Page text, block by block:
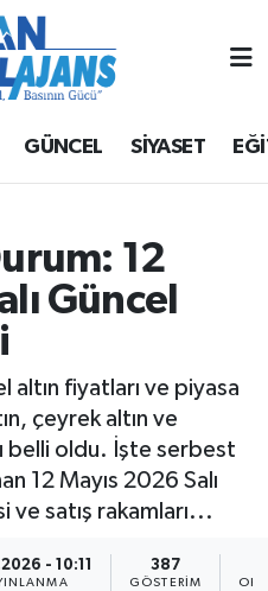
GÜNCEL SİYASET
12
Güncel
altın fiyatları ve piyasa
çeyrek altın ve
belli oldu. İşte serbest
12 Mayıs 2026 Salı
ve satış rakamları...
- 10:11 387
GÖSTERIM
ve Fikstür